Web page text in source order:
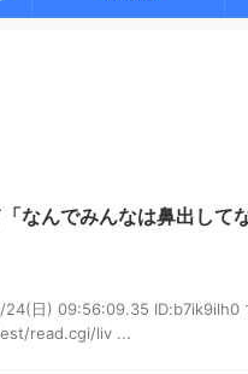
なんでみんなは鼻出して
24(日) 09:56:09.35 ID:b7ik9ilh0
read.cgi/liv ...